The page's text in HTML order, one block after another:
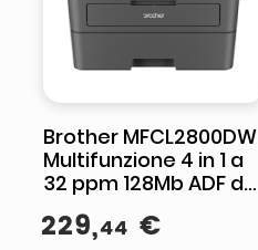
Brother MFCL2800DW
Multifunzione 4 in 1 a
32 ppm 128Mb ADF da
50 Pagine Duplex
Automatico
229,44 €